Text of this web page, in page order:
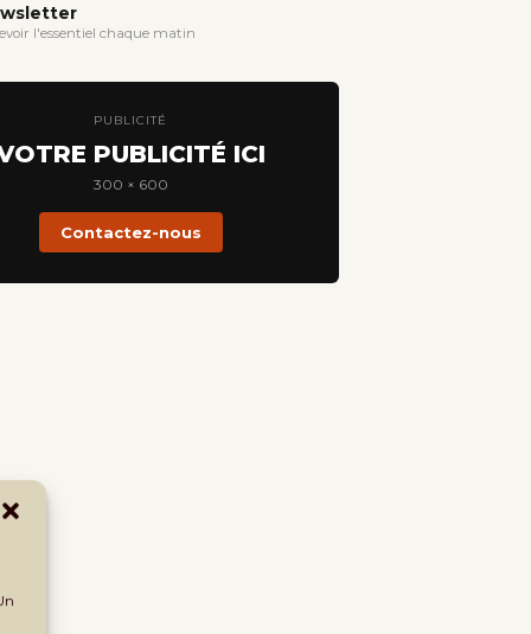
l'essentiel chaque matin
PUBLICITÉ
PUBLICITÉ ICI
300 × 600
Contactez-nous